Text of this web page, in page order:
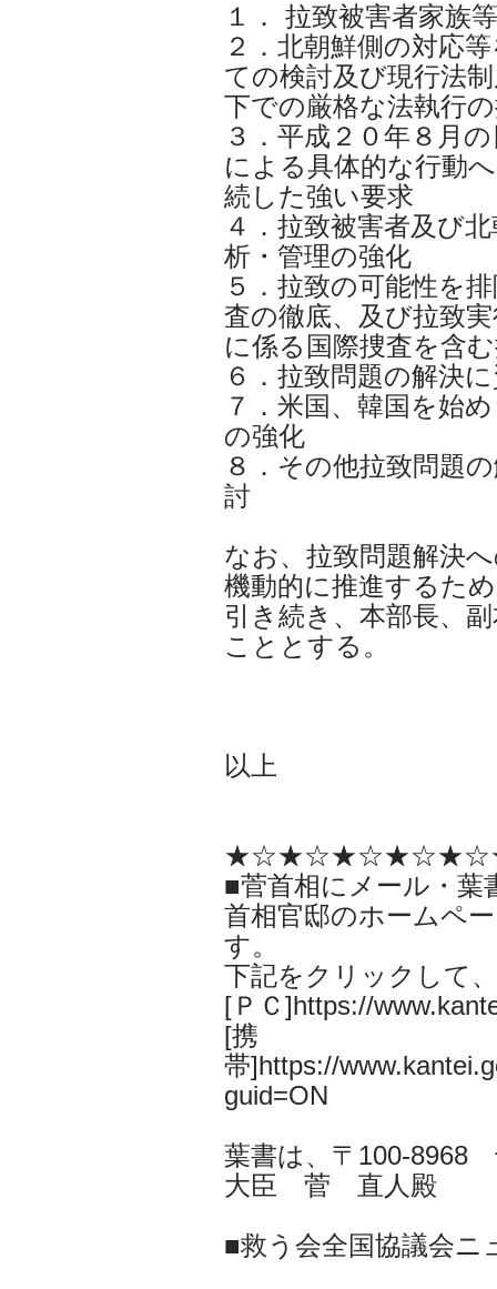
１． 拉致被害者家族
２．北朝鮮側の対応
ての検討及び現行法
下での厳格な法執行
３．平成２０年８月
による具体的な行動
続した強い要求
４．拉致被害者及び
析・管理の強化
５．拉致の可能性を
査の徹底、及び拉致
に係る国際捜査を含
６．拉致問題の解決
７．米国、韓国を始
の強化
８．その他拉致問題
討
なお、拉致問題解決
機動的に推進するた
引き続き、本部長、
こととする。
以上
■菅首相にメール・葉
首相官邸のホームペ
す。
下記をクリックして
[ＰＣ]https://
[携
帯]https://
guid=ON
葉書は、〒100-8968
大臣 菅 直人殿
■救う会全国協議会ニ